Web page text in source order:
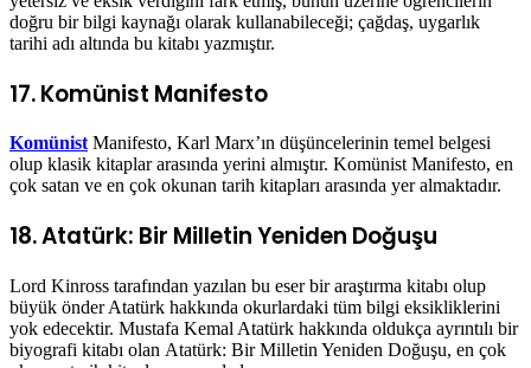
doğru bir bilgi kaynağı olarak kullanabileceği; çağdaş, uygarlık
tarihi adı altında bu kitabı yazmıştır.
17. Komünist Manifesto
Komünist Manifesto, Karl Marx’ın düşüncelerinin temel belgesi
olup klasik kitaplar arasında yerini almıştır. Komünist Manifesto, en
çok satan ve en çok okunan tarih kitapları arasında yer almaktadır.
18. Atatürk: Bir Milletin Yeniden Doğuşu
Lord Kinross tarafından yazılan bu eser bir araştırma kitabı olup
büyük önder Atatürk hakkında okurlardaki tüm bilgi eksikliklerini
yok edecektir. Mustafa Kemal Atatürk hakkında oldukça ayrıntılı bir
biyografi kitabı olan Atatürk: Bir Milletin Yeniden Doğuşu, en çok